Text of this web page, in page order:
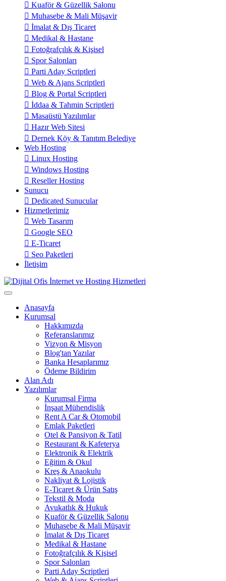
Kuaför & Güzellik Salonu
Muhasebe & Mali Müşavir
İmalat & Dış Ticaret
Medikal & Hastane
Fotoğrafçılık & Kişisel
Spor Salonları
Parti Aday Scriptleri
Web & Ajans Scriptleri
Blog & Portal Scriptleri
İddaa & Tahmin Scriptleri
Masaüstü Yazılımlar
Hazır Web Sitesi
Dernek Köy & Tanıtım Belediye
Web Hosting
Linux Hosting
Windows Hosting
Reseller Hosting
Sunucu
Dedicated Sunucular
Hizmetlerimiz
Web Tasarım
Google SEO
E-Ticaret
Seo Paketleri
İletişim
Anasayfa
Kurumsal
Hakkımızda
Referanslarımız
Vizyon & Misyon
Blog'tan Yazılar
Banka Hesaplarımız
Ödeme Bildirim
Alan Adı
Yazılımlar
Kurumsal Firma
İnşaat Mühendislik
Rent A Car & Otomobil
Emlak Paketleri
Otel & Pansiyon & Tatil
Restaurant & Kafeterya
Elektronik & Elektrik
Eğitim & Okul
Kreş & Anaokulu
Nakliyat & Lojistik
E-Ticaret & Ürün Satış
Tekstil & Moda
Avukatlık & Hukuk
Kuaför & Güzellik Salonu
Muhasebe & Mali Müşavir
İmalat & Dış Ticaret
Medikal & Hastane
Fotoğrafçılık & Kişisel
Spor Salonları
Parti Aday Scriptleri